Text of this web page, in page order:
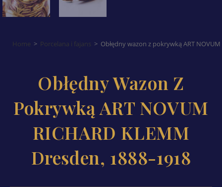
Home > Porcelana i fajans > Obłędny wazon z pokrywką ART
Obłędny Wazon Z
Pokrywką ART NOVUM
RICHARD KLEMM
Dresden, 1888-1918